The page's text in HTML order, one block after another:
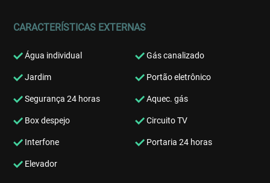
CARACTERÍSTICAS EXTERNAS
Água individual Gás canalizado
Jardim Portão eletrônico
Segurança 24 horas Aquec. gás
Box despejo Circuito TV
Interfone Portaria 24 horas
Elevador